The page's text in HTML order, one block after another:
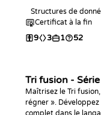
langage de votre
entraînez-vous avec
Structures de
Certificat à la fin
9 3 1 52
Tri fusion -
Maîtrisez le Tri
régner ».
complet dans le